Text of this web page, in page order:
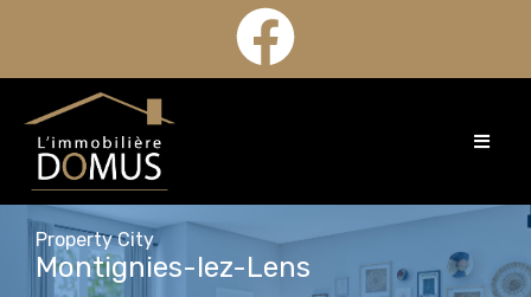
Property City
Montignies-lez-Lens